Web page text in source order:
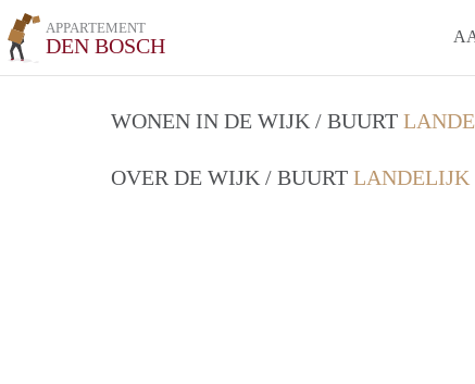
APPARTEMENT
DEN BOSCH
WONEN IN DE WIJK / BUURT
OVER DE WIJK / BUURT LANDELIJK